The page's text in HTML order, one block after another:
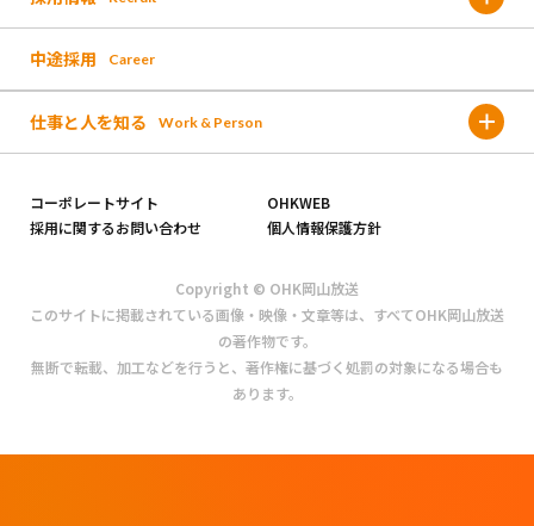
報道取材
これからのOHK
募集要項 /新卒採用
採用フロー/新卒採用
よくある質問/新卒採用
中途採用 Career
仕事と人を知る Work & Person
全国放送へ挑戦するチャンス
コーポレートサイト
OHKWEB
採用に関するお問い合わせ
個人情報保護方針
Copyright © OHK岡山放送
このサイトに掲載されている画像・映像・文章等は、すべてOHK岡山放送
の著作物です。
無断で転載、加工などを行うと、著作権に基づく処罰の対象になる場合も
あります。